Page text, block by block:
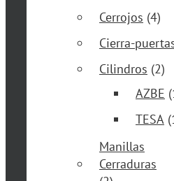
Cerrojos (4)
Cierra-
Cilindros (2)
AZBE
TESA
Manillas
Cerraduras